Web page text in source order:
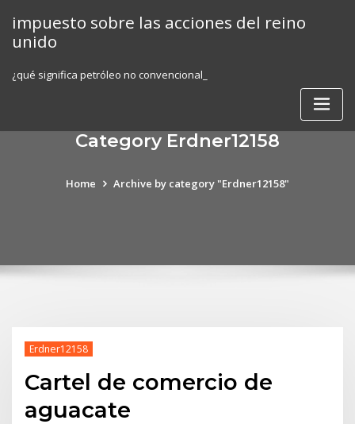
content
impuesto sobre las acciones del reino
unido
¿qué significa petróleo no convencional_
Category Erdner12158
Home Archive by category "Erdner12158"
Erdner12158
Cartel de comercio de
aguacate